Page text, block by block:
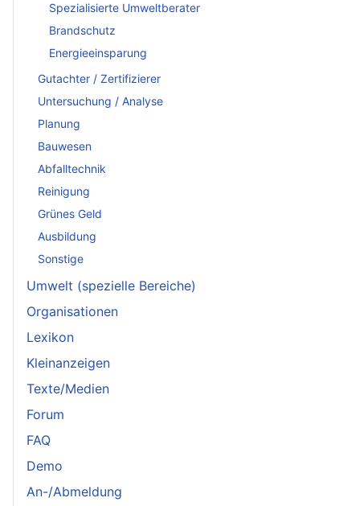
Spezialisierte Umweltberater
Brandschutz
Energieeinsparung
Gutachter / Zertifizierer
Untersuchung / Analyse
Planung
Bauwesen
Abfalltechnik
Reinigung
Grünes Geld
Ausbildung
Sonstige
Umwelt (spezielle Bereiche)
Organisationen
Lexikon
Kleinanzeigen
Texte/Medien
Forum
FAQ
Demo
An-/Abmeldung